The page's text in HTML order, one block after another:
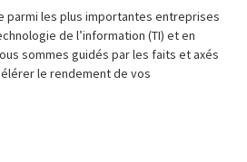
parmi les plus importantes entreprises
de l’information (TI) et en
sommes guidés par les faits et axés
le rendement de vos